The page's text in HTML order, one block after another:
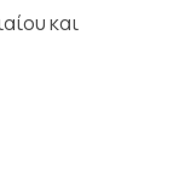
και